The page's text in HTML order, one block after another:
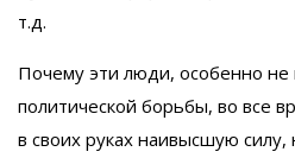
т.д.
Почему эти люди, особенно
политической борьбы, во все
в своих руках наивысшую